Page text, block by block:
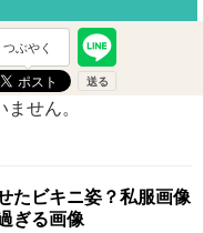
つぶやく
せん。
たビキニ姿？私服画像
ぎる画像